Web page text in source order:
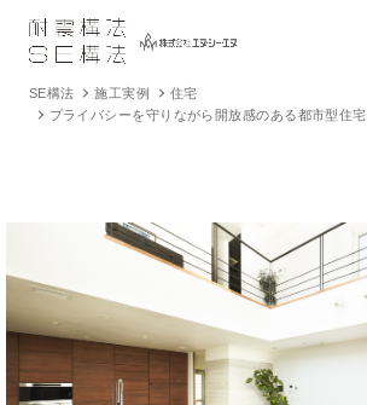
SE構法 施工実例
住宅
プライバシーを守りながら開放感のある都市型住宅